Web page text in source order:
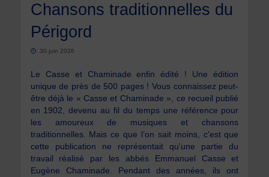
Transrural
Chansons traditionnelles du
Périgord
30 juin 2026
Le Casse et Chaminade enfin édité ! Une édition
unique de près de 500 pages ! Vous connaissez peut-
être déjà le « Casse et Chaminade », ce recueil publié
en 1902, devenu au fil du temps une référence pour
les amoureux de musiques et chansons
traditionnelles. Mais ce que l’on sait moins, c’est que
cette publication ne représentait qu’une partie du
travail réalisé par les abbés Emmanuel Casse et
Eugène Chaminade. Pendant des années, ils ont